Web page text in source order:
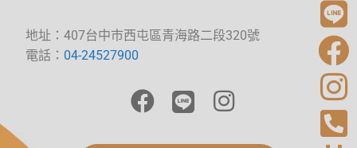
地址：407台中市西屯區青海路二段320號
電話： 04-24527900